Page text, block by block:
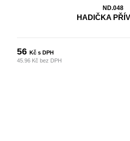
ND.048
HADIČKA
56Kč s DPH
45.96 Kč bez DPH